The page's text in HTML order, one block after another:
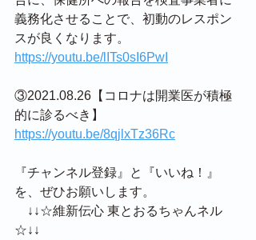
義務化させることで、初動のレスポン
スが良くなります。
https://youtu.be/lITs0sI6PwI
③2021.08.26【コロナは開業医が積極
的に診るべき】
https://youtu.be/8qjlxTz36Rc
『チャンネル登録』と『いいね！』
を、ぜひお願いします。
↓↓☆維新伝心 東とおるちゃんネル
☆↓↓